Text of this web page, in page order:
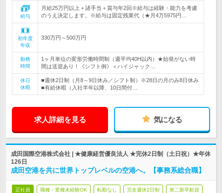
給与
月給25万円以上＋諸手当＋賞与年2回※給与は経験・能力を考慮
のうえ決定します。※給与は固定残業代（★月4万5975円…
初年度
年収
330万円～500万円
勤務
時間
1ヶ月単位の変形労働時間制（週平均40H以内）★始発がない時
間は送迎あり！《シフト例》＜ハイジャック…
休日
休暇
■週休2日制（月8～9日休み／シフト制）※28日の月のみ8日休み
■有給休暇（入社半年以降、10日間付…
求人詳細を見る 気になる
成田国際空港株式会社 | ★健康経営優良法人 ★完休2日制（土日祝）★年休
126日
成田空港を共に世界トップレベルの空港へ。【事務系総合職】
正社員 職種・業種未経験OK 転勤なし 完全週休2日制 第二新卒歓迎